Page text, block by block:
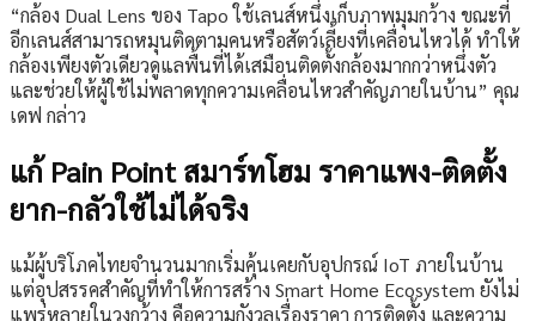
“กล้อง Dual Lens ของ Tapo ใช้เลนส์หนึ่งเก็บภาพมุมกว้าง ขณะที่
อีกเลนส์สามารถหมุนติดตามคนหรือสัตว์เลี้ยงที่เคลื่อนไหวได้ ทำให้
กล้องเพียงตัวเดียวดูแลพื้นที่ได้เสมือนติดตั้งกล้องมากกว่าหนึ่งตัว
และช่วยให้ผู้ใช้ไม่พลาดทุกความเคลื่อนไหวสำคัญภายในบ้าน” คุณ
เดฟ กล่าว
แก้ Pain Point สมาร์ทโฮม ราคาแพง-ติดตั้ง
ยาก-กลัวใช้ไม่ได้จริง
แม้ผู้บริโภคไทยจำนวนมากเริ่มคุ้นเคยกับอุปกรณ์ IoT ภายในบ้าน
แต่อุปสรรคสำคัญที่ทำให้การสร้าง Smart Home Ecosystem ยังไม่
แพร่หลายในวงกว้าง คือความกังวลเรื่องราคา การติดตั้ง และความ